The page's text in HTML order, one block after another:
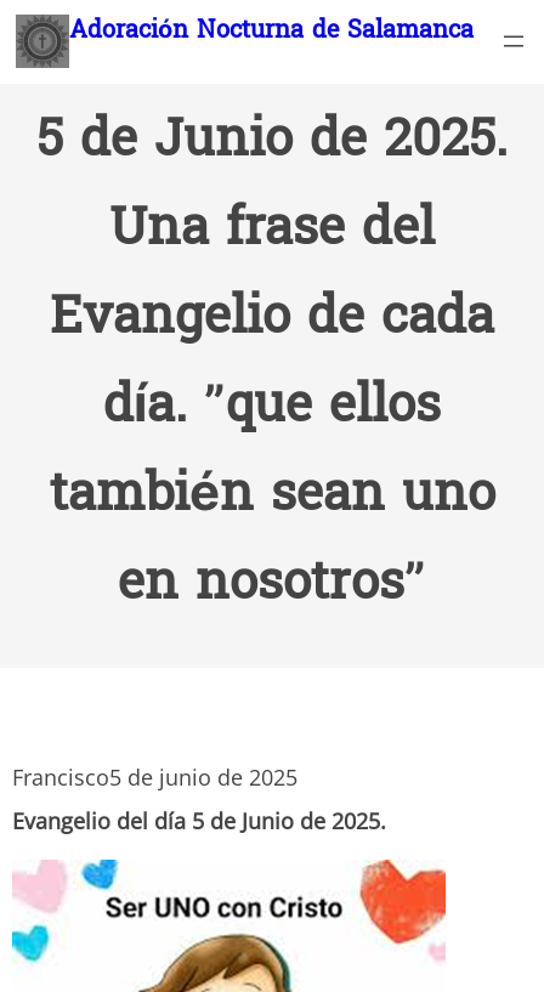
Saltar Adoración Nocturna de Salamanca
5 de Junio de 2025.
Una frase del
Evangelio de cada
día. ”que ellos
también sean uno
en nosotros”
Francisco5 de junio de 2025
Evangelio del día 5 de Junio de 2025.